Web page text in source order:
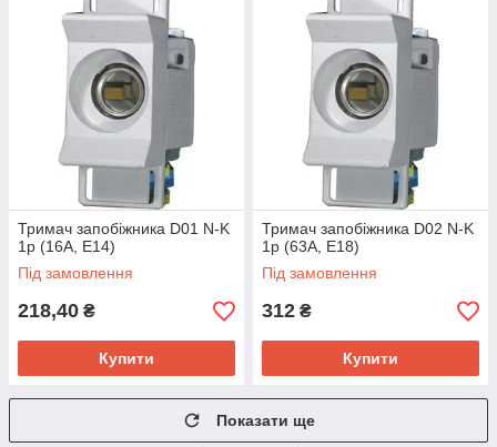
Тримач запобіжника D01 N-K
1p (16А, E14)
Під замовлення
218,40 ₴
Купити
Тримач запобіжника D02 N-K
1p (63А, E18)
Під замовлення
312 ₴
Купити
Показати ще